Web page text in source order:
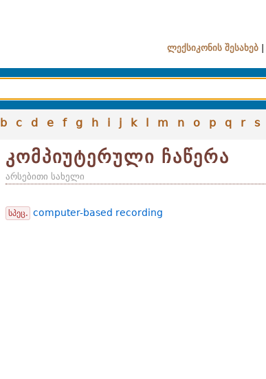
ლექსიკონის შესახებ
b c d e f g h i j k l m n o p q r s
კომპიუტერული ჩაწერა
არსებითი სახელი
სპეც. computer-based recording